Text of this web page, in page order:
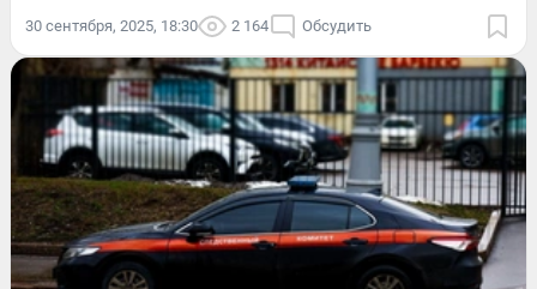
30 сентября, 2025, 18:30 2 164 Обсудить